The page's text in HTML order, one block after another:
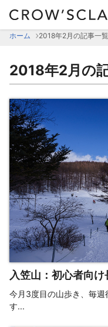
ホーム 2018年2月の記事一覧
2018年2月の
入笠山：初心者向
今月3度目の山歩き、毎週
す...
2018年2月の記事一覧 |